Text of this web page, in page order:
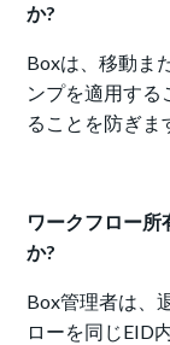
か?
Boxは、移動ま
ンプを適用す
ることを防ぎま
ワークフロー
か?
Box管理者は、
ローを同じEID